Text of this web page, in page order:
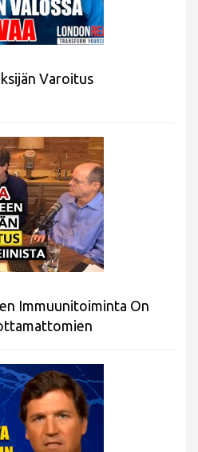
Varoitus
Immuunitoiminta On